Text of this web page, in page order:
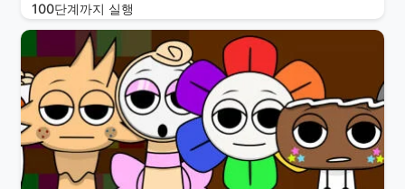
100단계까지 실행